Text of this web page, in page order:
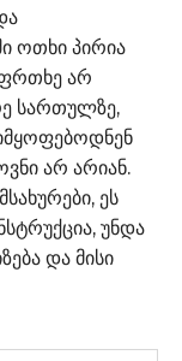
ოთხი პირია
არ
სართულზე,
არ არიან.
ეს
უნდა
და მისი